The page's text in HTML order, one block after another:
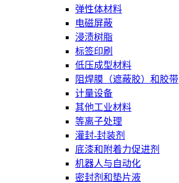
弹性体材料
电磁屏蔽
浸渍树脂
标签印刷
低压成型材料
阻焊膜（遮蔽胶）和胶带
计量设备
其他工业材料
等离子处理
灌封-封装剂
底漆和附着力促进剂
机器人与自动化
密封剂和垫片液